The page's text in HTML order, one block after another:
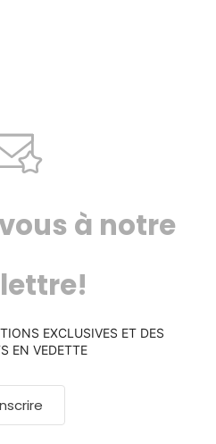
à notre
EXCLUSIVES ET DES
EN VEDETTE